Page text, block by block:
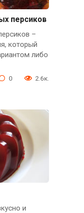
персиков
–
который
либо
0 2.6к.
и